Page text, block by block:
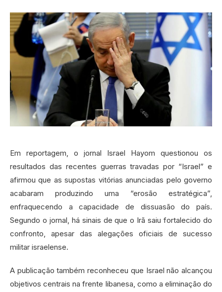
Em reportagem, o jornal Israel Hayom questionou os
resultados das recentes guerras travadas por “Israel” e
afirmou que as supostas vitórias anunciadas pelo governo
acabaram produzindo uma “erosão estratégica”,
enfraquecendo a capacidade de dissuasão do país.
Segundo o jornal, há sinais de que o Irã saiu fortalecido do
confronto, apesar das alegações oficiais de sucesso
militar israelense.
A publicação também reconheceu que Israel não alcançou
objetivos centrais na frente libanesa, como a eliminação do